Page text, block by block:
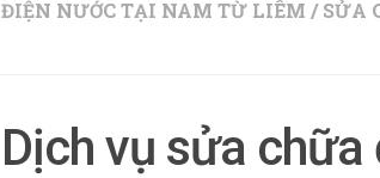
ĐIỆN NƯỚC TẠI NAM TỪ LIÊM / SỬA
Dịch vụ sửa